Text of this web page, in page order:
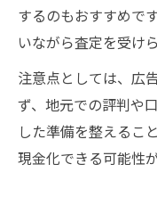
するのもおすすめで
いながら査定を受け
注意点としては、広
ず、地元での評判や
した準備を整えるこ
現金化できる可能性